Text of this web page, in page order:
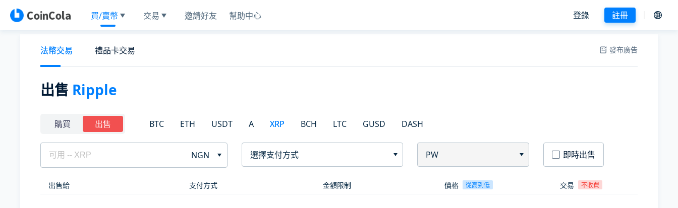
買/賣幣 交易 邀請好友 幫助中心 登錄 註冊
法幣交易 禮品卡交易 發布廣告
出售 Ripple
購買 出售 BTC ETH USDT A XRP BCH LTC GUSD DASH
NGN 選擇支付方式 PW 即時出售
出售給 支付方式 金額限制 價格 從高到低 交易 不收費